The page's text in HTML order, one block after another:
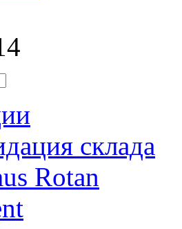
склада
Rotan